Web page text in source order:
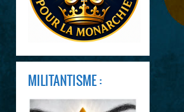
MILITANTISME :